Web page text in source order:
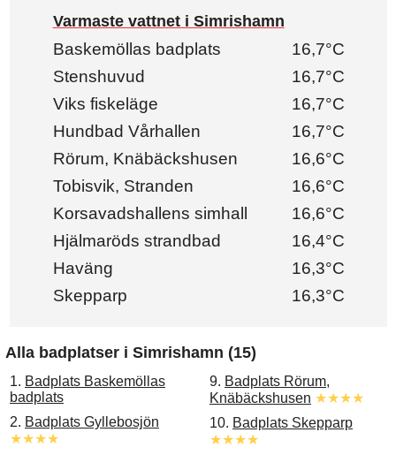
Varmaste vattnet i Simrishamn
Baskemöllas badplats
16,7°C
Stenshuvud
16,7°C
Viks fiskeläge
16,7°C
Hundbad Vårhallen
16,7°C
Rörum, Knäbäckshusen
16,6°C
Tobisvik, Stranden
16,6°C
Korsavadshallens simhall
16,6°C
Hjälmaröds strandbad
16,4°C
Haväng
16,3°C
Skepparp
16,3°C
Alla badplatser i Simrishamn (15)
1. Badplats Baskemöllas
badplats
2. Badplats Gyllebosjön
★★★★
9. Badplats Rörum,
Knäbäckshusen ★★★★
10. Badplats Skepparp
★★★★